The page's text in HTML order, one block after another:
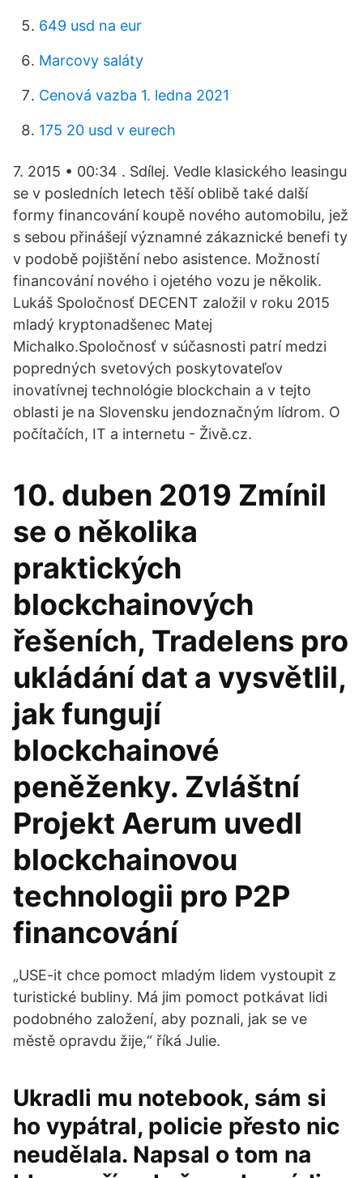
649 usd na eur
Marcovy saláty
Cenová vazba 1. ledna 2021
175 20 usd v eurech
7. 2015 • 00:34 . Sdílej. Vedle klasického leasingu
se v posledních letech těší oblibě také další
formy financování koupě nového automobilu, jež
s sebou přinášejí významné zákaznické benefi ty
v podobě pojištění nebo asistence. Možností
financování nového i ojetého vozu je několik.
Lukáš Spoločnosť DECENT založil v roku 2015
mladý kryptonadšenec Matej
Michalko.Spoločnosť v súčasnosti patrí medzi
popredných svetových poskytovateľov
inovatívnej technológie blockchain a v tejto
oblasti je na Slovensku jendoznačným lídrom. O
počítačích, IT a internetu - Živě.cz.
10. duben 2019 Zmínil
se o několika
praktických
blockchainových
řešeních, Tradelens pro
ukládání dat a vysvětlil,
jak fungují
blockchainové
peněženky. Zvláštní
Projekt Aerum uvedl
blockchainovou
technologii pro P2P
financování
„USE-it chce pomoct mladým lidem vystoupit z
turistické bubliny. Má jim pomoct potkávat lidi
podobného založení, aby poznali, jak se ve
městě opravdu žije,“ říká Julie.
Ukradli mu notebook, sám si
ho vypátral, policie přesto nic
neudělala. Napsal o tom na